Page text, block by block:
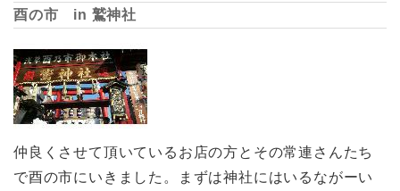
酉の市 in 鷲神社
仲良くさせて頂いているお店の方とその常連さんたち
で酉の市にいきました。まずは神社にはいるながーい